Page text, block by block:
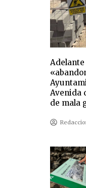
Avenida
de mala